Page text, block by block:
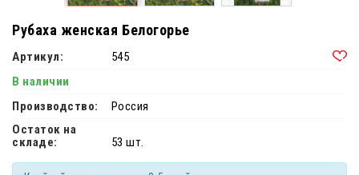
Рубаха женская Белогорье
Артикул:
545
В наличии
Производство:
Россия
Остаток на
складе:
53 шт.